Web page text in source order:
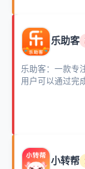
乐助客
乐助客：一款专
用户可以通过完
型，包括调查问
小转帮